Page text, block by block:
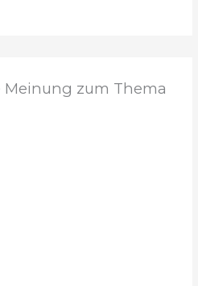
Meinung zum Thema